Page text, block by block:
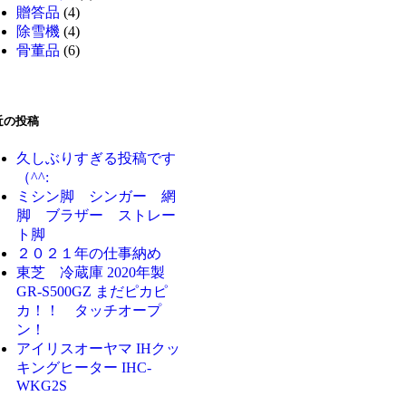
贈答品 (4)
除雪機 (4)
骨董品 (6)
の投稿
久しぶりすぎる投稿です
（^^:
ミシン脚 シンガー 網
脚 ブラザー ストレー
ト脚
２０２１年の仕事納め
東芝 冷蔵庫 2020年製
GR-S500GZ まだピカピ
カ！！ タッチオープ
ン！
アイリスオーヤマ IHクッ
キングヒーター IHC-
WKG2S